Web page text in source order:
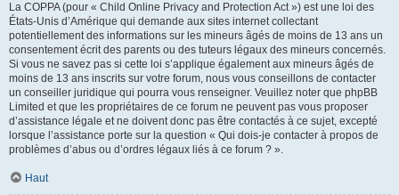
La COPPA (pour « Child Online Privacy and Protection Act ») est une loi des
États-Unis d’Amérique qui demande aux sites internet collectant
potentiellement des informations sur les mineurs âgés de moins de 13 ans un
consentement écrit des parents ou des tuteurs légaux des mineurs concernés.
Si vous ne savez pas si cette loi s’applique également aux mineurs âgés de
moins de 13 ans inscrits sur votre forum, nous vous conseillons de contacter
un conseiller juridique qui pourra vous renseigner. Veuillez noter que phpBB
Limited et que les propriétaires de ce forum ne peuvent pas vous proposer
d’assistance légale et ne doivent donc pas être contactés à ce sujet, excepté
lorsque l’assistance porte sur la question « Qui dois-je contacter à propos de
problèmes d’abus ou d’ordres légaux liés à ce forum ? ».
Haut